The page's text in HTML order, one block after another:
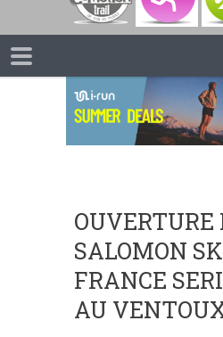
OUVERTURE
SALOMON
FRANCE
AU